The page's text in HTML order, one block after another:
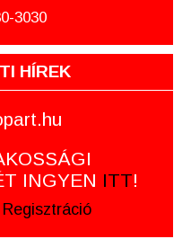
3030
HÍREK
INGYEN ITT!
Regisztráció